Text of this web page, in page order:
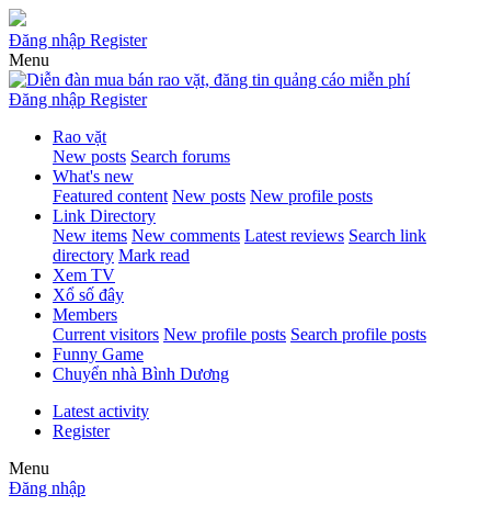
Đăng nhập Register
Menu
Đăng nhập Register
Rao vặt
New posts Search forums
What's new
Featured content New posts New profile posts
Link Directory
New items New comments Latest reviews Search link
directory Mark read
Xem TV
Xổ số đây
Members
Current visitors New profile posts Search profile posts
Funny Game
Chuyển nhà Bình Dương
Latest activity
Register
Menu
Đăng nhập